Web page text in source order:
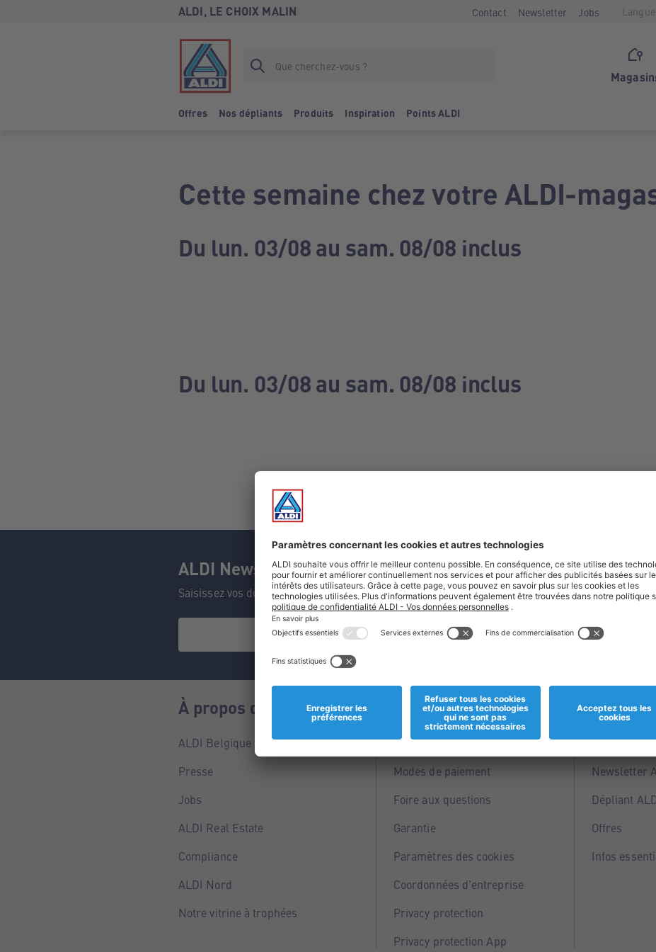
ALDI, LE CHOIX MALIN Contact Newsletter Jobs
Offres Nos dépliants Produits Inspiration Points ALDI
Cette semaine chez votre ALDI-
Du lun. 03/08 au sam. 08/08 inclus
Du lun. 03/08 au sam. 08/08 inclus
ALDI Newsletter
Saisissez vos données et ne manquez aucune de nos offres.
À propos de nous
ALDI Belgique
Presse
Jobs
ALDI Real Estate
Compliance
ALDI Nord
Notre vitrine à trophées
Informations
Magasins
Modes de paiement
Foire aux questions
Garantie
Paramètres des cookies
Coordonnées d'entreprise
Privacy protection
Privacy protection App
Service
Points ALDI
Newsletter
Dépliant
Offres
Infos